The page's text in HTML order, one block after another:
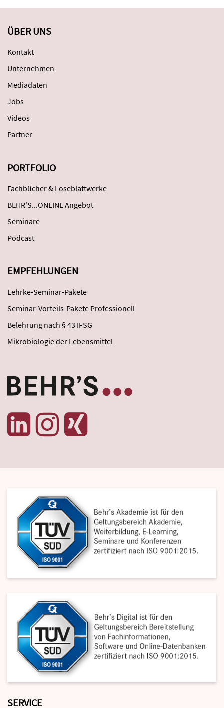
ÜBER UNS
Kontakt
Unternehmen
Mediadaten
Jobs
Videos
Partner
PORTFOLIO
Fachbücher & Loseblattwerke
BEHR'S...ONLINE Angebot
Seminare
Podcast
EMPFEHLUNGEN
Lehrke-Seminar-Pakete
Seminar-Vorteils-Pakete Professionell
Belehrung nach § 43 IFSG
Mikrobiologie der Lebensmittel
SERVICE